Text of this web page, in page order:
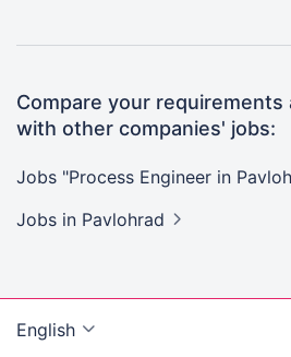
Compare your requirements
with other companies' jobs:
Jobs "Process Engineer in
Jobs in Pavlohrad
English